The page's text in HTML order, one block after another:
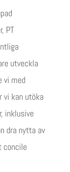
PT
utveckla
vi med
vi kan utöka
inklusive
dra nytta av
concile